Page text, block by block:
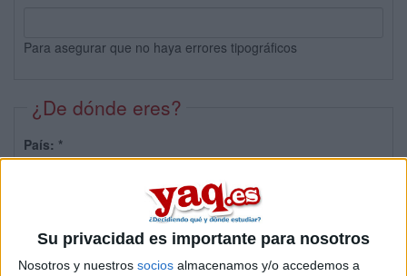
Su privacidad es importante para nosotros
Nosotros y nuestros socios almacenamos y/o accedemos a
Para asegurar que no haya errores tipográficos
¿De dónde eres?
País: *